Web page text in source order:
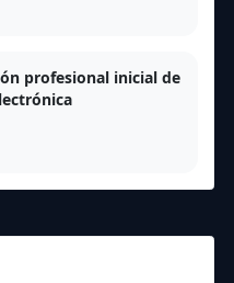
profesional inicial de